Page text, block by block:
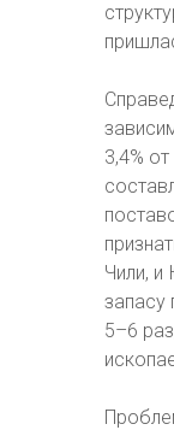
3,4%
Чили,
запасу
5–6